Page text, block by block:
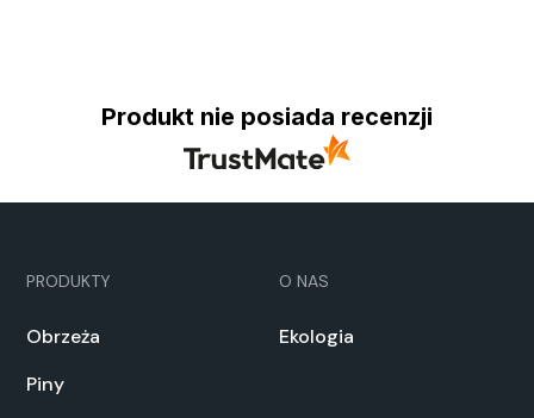
Produkt nie posiada recenzji
PRODUKTY
Obrzeża
Piny
O NAS
Ekologia